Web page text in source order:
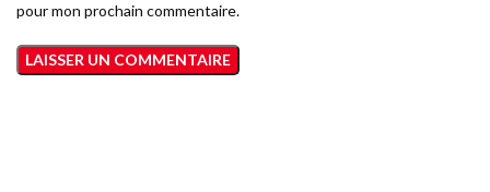
pour mon prochain commentaire.